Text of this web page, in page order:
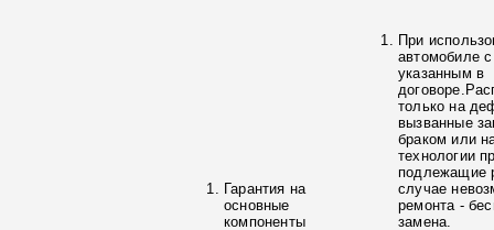
Гарантия на
основные
компоненты
При
автомобиле
указанным в
только на
вызванные
браком или
технологии
подлежащие
случае
ремонта -
замена.